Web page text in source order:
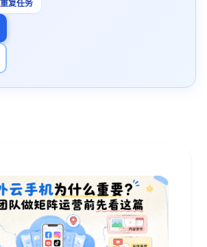
复任务